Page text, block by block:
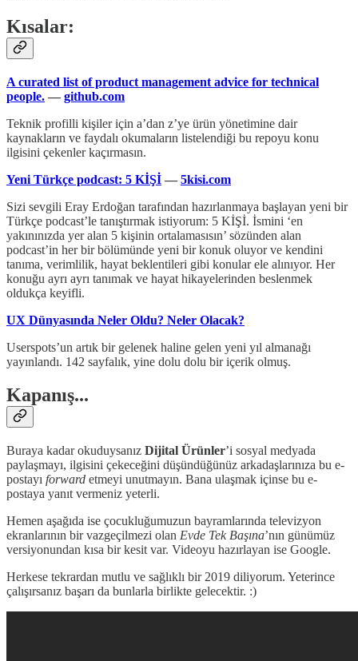
Kısalar:
A curated list of product management advice for technical
people. — github.com
Teknik profilli kişiler için a’dan z’ye ürün yönetimine dair
kaynakların ve faydalı okumaların listelendiği bu repoyu konu
ilgisini çekenler kaçırmasın.
Yeni Türkçe podcast: 5 KİŞİ — 5kisi.com
Sizi sevgili Eray Erdoğan tarafından hazırlanmaya başlayan yeni bir
Türkçe podcast’le tanıştırmak istiyorum: 5 KİŞİ. İsmini ‘en
yakınınızda yer alan 5 kişinin ortalamasısın’ sözünden alan
podcast’in her bir bölümünde yeni bir konuk oluyor ve kendini
tanıma, verimlilik, hayat beklentileri gibi konular ele alınıyor. Her
konuğu ayrı ayrı tanımak ve hayat hikayelerinden beslenmek
oldukça keyifli.
UX Dünyasında Neler Oldu? Neler Olacak?
Userspots’un artık bir gelenek haline gelen yeni yıl almanağı
yayınlandı. 142 sayfalık, yine dolu dolu bir içerik olmuş.
Kapanış...
Buraya kadar okuduysanız Dijital Ürünler’i sosyal medyada
paylaşmayı, ilgisini çekeceğini düşündüğünüz arkadaşlarınıza bu e-
postayı forward etmeyi unutmayın. Bana ulaşmak içinse bu e-
postaya yanıt vermeniz yeterli.
Hemen aşağıda ise çocukluğumuzun bayramlarında televizyon
ekranlarının bir vazgeçilmezi olan Evde Tek Başına’nın günümüz
versiyonundan kısa bir kesit var. Videoyu hazırlayan ise Google.
Herkese tekrardan mutlu ve sağlıklı bir 2019 diliyorum. Yeterince
çalışırsanız başarı da bunlarla birlikte gelecektir. :)